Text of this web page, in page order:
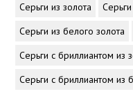
Серьги из золота
Серьги из белого золота
Серьги с бриллиантом из
Серьги с бриллиантом из